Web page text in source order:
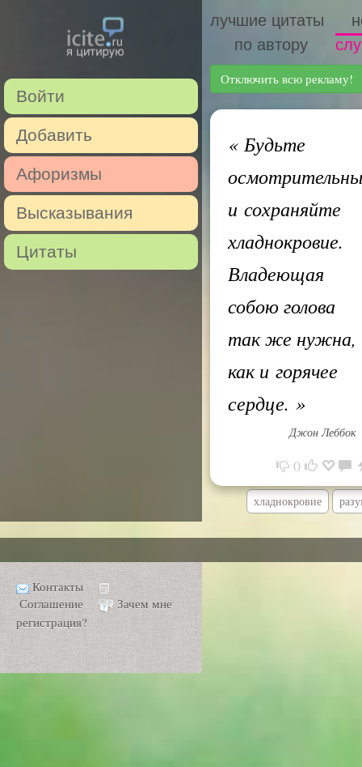
Войти
Добавить
Афоризмы
Высказывания
Цитаты
лучшие цитаты
по автору
Отключить всю рекламу!
«Будьте
осмотрительны
и сохраняйте
хладнокровие.
Владеющая
собою голова
так же нужна,
как и горячее
сердце. »
Джон Леббок
0
хладнокровие
Контакты
Соглашение
Зачем мне
регистрация?